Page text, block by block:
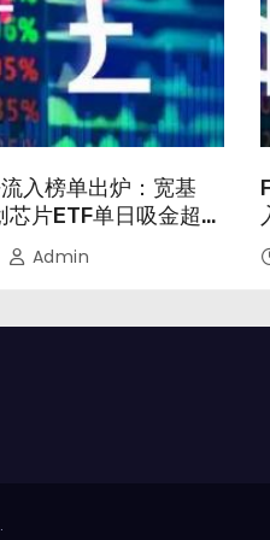
入榜单出炉：宽基
片ETF单日吸金超千
Admin
.